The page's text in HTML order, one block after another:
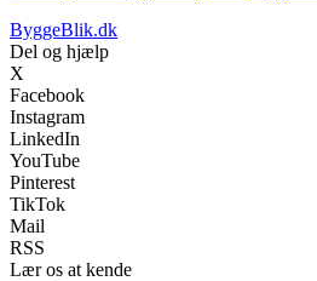
ByggeBlik.dk
Del og hjælp
X
Facebook
Instagram
LinkedIn
YouTube
Pinterest
TikTok
Mail
RSS
Lær os at kende